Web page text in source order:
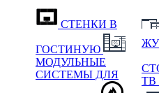
СТЕНКИ В
ГОСТИНУЮ
МОДУЛЬНЫЕ
СИСТЕМЫ ДЛЯ